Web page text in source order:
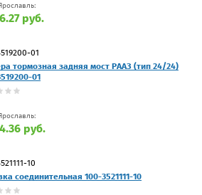
руб.
01
тормозная задняя мост РААЗ (тип 24/24)
01
руб.
10
соединительная 100-3521111-10